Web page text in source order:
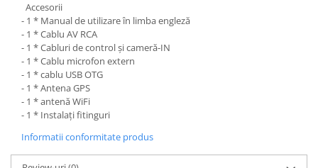
Accesorii
- 1 * Manual de utilizare în limba engleză
- 1 * Cablu AV RCA
- 1 * Cabluri de control și cameră-IN
- 1 * Cablu microfon extern
- 1 * cablu USB OTG
- 1 * Antena GPS
- 1 * antenă WiFi
- 1 * Instalați fitinguri
Informatii conformitate produs